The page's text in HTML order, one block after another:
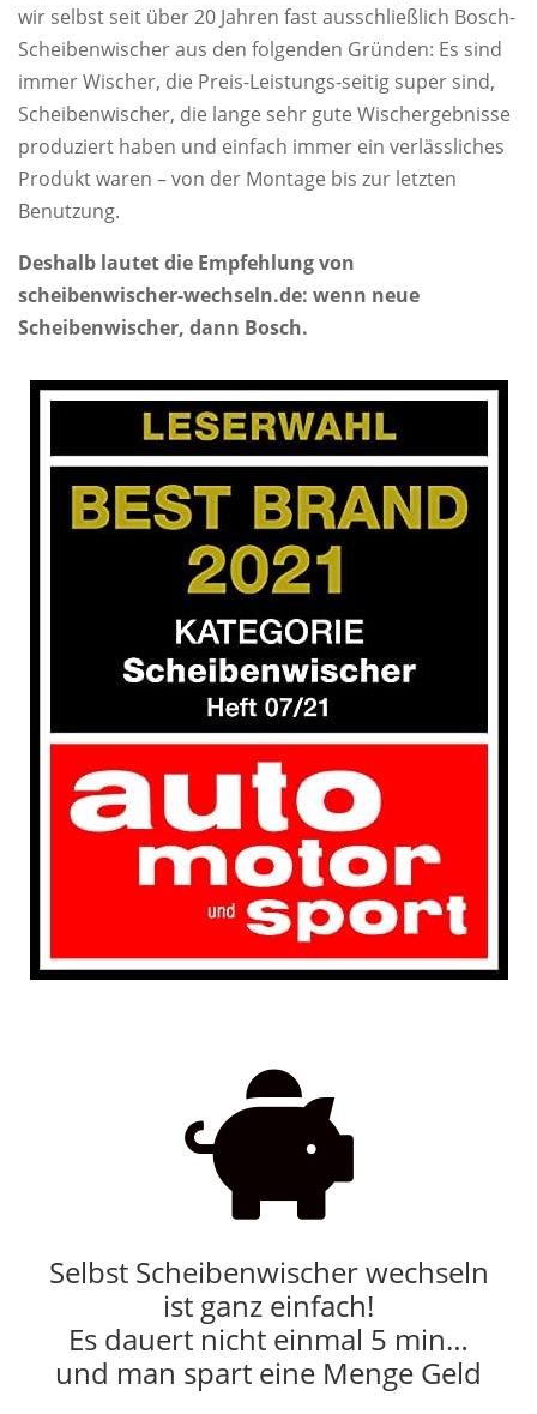
wir selbst seit über 20 Jahren fast ausschließlich Bosch-
Scheibenwischer aus den folgenden Gründen: Es sind
immer Wischer, die Preis-Leistungs-seitig super sind,
Scheibenwischer, die lange sehr gute Wischergebnisse
produziert haben und einfach immer ein verlässliches
Produkt waren – von der Montage bis zur letzten
Benutzung.
Deshalb lautet die Empfehlung von
scheibenwischer-wechseln.de: wenn neue
Scheibenwischer, dann Bosch.

Selbst Scheibenwischer wechseln
ist ganz einfach!
Es dauert nicht einmal 5 min…
und man spart eine Menge Geld